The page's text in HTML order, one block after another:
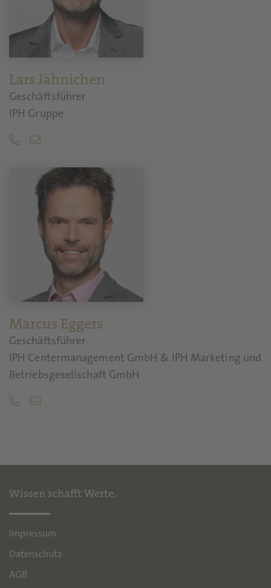
Lars Jähnichen
Geschäftsführer
IPH Gruppe
Marcus Eggers
Geschäftsführer
IPH Centermanagement GmbH & IPH Marketing und
Betriebsgesellschaft GmbH
Wissen schafft Werte.
Impressum
Datenschutz
AGB